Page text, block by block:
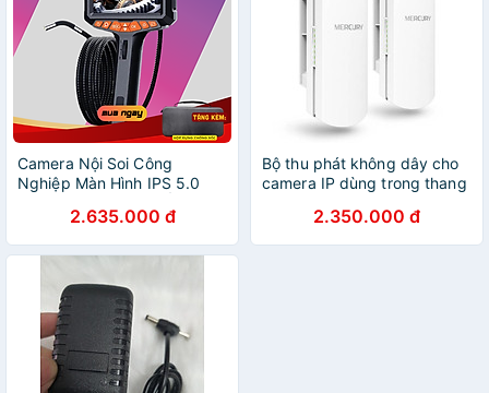
Camera Nội Soi Công
Nghiệp Màn Hình IPS 5.0
Đơn 6mm P370 Dài 1.5m -
Hàng Nhập Khẩu
2.635.000 đ
Bộ thu phát không dây cho
camera IP dùng trong thang
MWB505 tốc độ ( 5.8Ghz,
867Mb ) sóng 0 đến 5km -
2.350.000 đ